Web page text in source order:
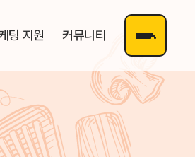
팅 지원 커뮤니티